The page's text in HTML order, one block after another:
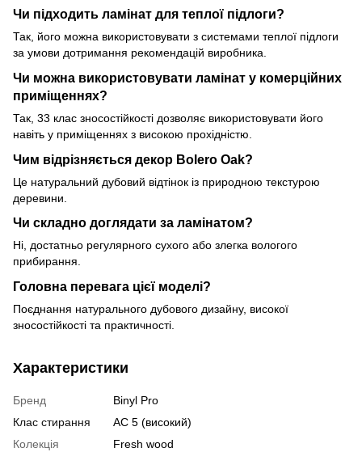
Чи підходить ламінат для теплої підлоги?
Так, його можна використовувати з системами теплої підлоги
за умови дотримання рекомендацій виробника.
Чи можна використовувати ламінат у комерційних
приміщеннях?
Так, 33 клас зносостійкості дозволяє використовувати його
навіть у приміщеннях з високою прохідністю.
Чим відрізняється декор Bolero Oak?
Це натуральний дубовий відтінок із природною текстурою
деревини.
Чи складно доглядати за ламінатом?
Ні, достатньо регулярного сухого або злегка вологого
прибирання.
Головна перевага цієї моделі?
Поєднання натурального дубового дизайну, високої
зносостійкості та практичності.
Характеристики
Бренд
Binyl Pro
Клас стирання
АС 5 (високий)
Колекція
Fresh wood